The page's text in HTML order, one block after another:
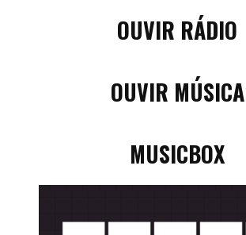
OUVIR RÁDIO
OUVIR MÚSICA
MUSICBOX